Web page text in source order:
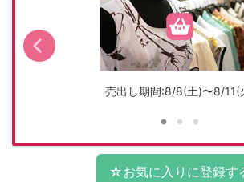
売出し期間:8/8(土)〜8/11(